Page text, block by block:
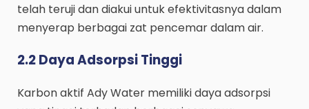
telah teruji dan diakui untuk efektivitasnya dalam
menyerap berbagai zat pencemar dalam air.
2.2 Daya Adsorpsi Tinggi
Karbon aktif Ady Water memiliki daya adsorpsi